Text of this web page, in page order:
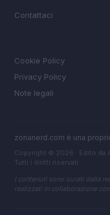
Contattaci
Cookie Policy
Privacy Policy
Note legali
zonanerd.com è una
Copyright © 2026 · Edito da
Tutti i diritti riservati
I contenuti sono curati dalla
realizzati in collaborazione